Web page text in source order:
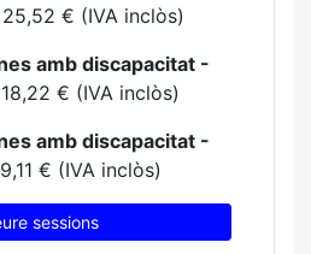
25,52 € (IVA inclòs)
amb discapacitat -
18,22 € (IVA inclòs)
amb discapacitat -
9,11 € (IVA inclòs)
sessions